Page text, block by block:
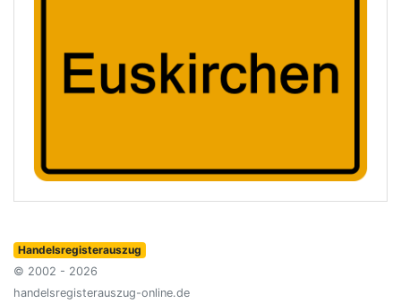
Handelsregisterauszug
© 2002 - 2026
handelsregisterauszug-online.de